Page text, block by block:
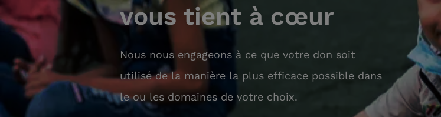
vous tient à cœur
Nous nous engageons à ce que votre don soit
utilisé de la manière la plus efficace possible dans
le ou les domaines de votre choix.